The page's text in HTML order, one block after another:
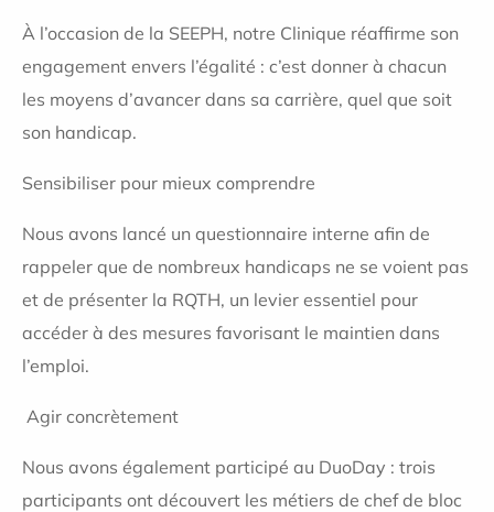
À l’occasion de la SEEPH, notre Clinique réaffirme son
engagement envers l’égalité : c’est donner à chacun
les moyens d’avancer dans sa carrière, quel que soit
son handicap.
Sensibiliser pour mieux comprendre
Nous avons lancé un questionnaire interne afin de
rappeler que de nombreux handicaps ne se voient pas
et de présenter la RQTH, un levier essentiel pour
accéder à des mesures favorisant le maintien dans
l’emploi.
Agir concrètement
Nous avons également participé au DuoDay : trois
participants ont découvert les métiers de chef de bloc